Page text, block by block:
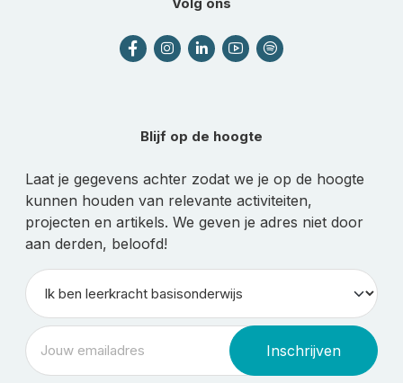
Blijf op de hoogte
Laat je gegevens achter zodat we je op de hoogte
kunnen houden van relevante activiteiten,
projecten en artikels. We geven je adres niet door
aan derden, beloofd!
Inschrijven